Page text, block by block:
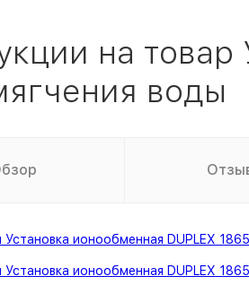
на
воды
Установка ионообменная DUPLEX
Установка ионообменная DUPLEX